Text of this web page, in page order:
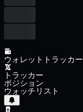
ウォレットトラッカー
トラッカー
ポジション
ウォッチリスト